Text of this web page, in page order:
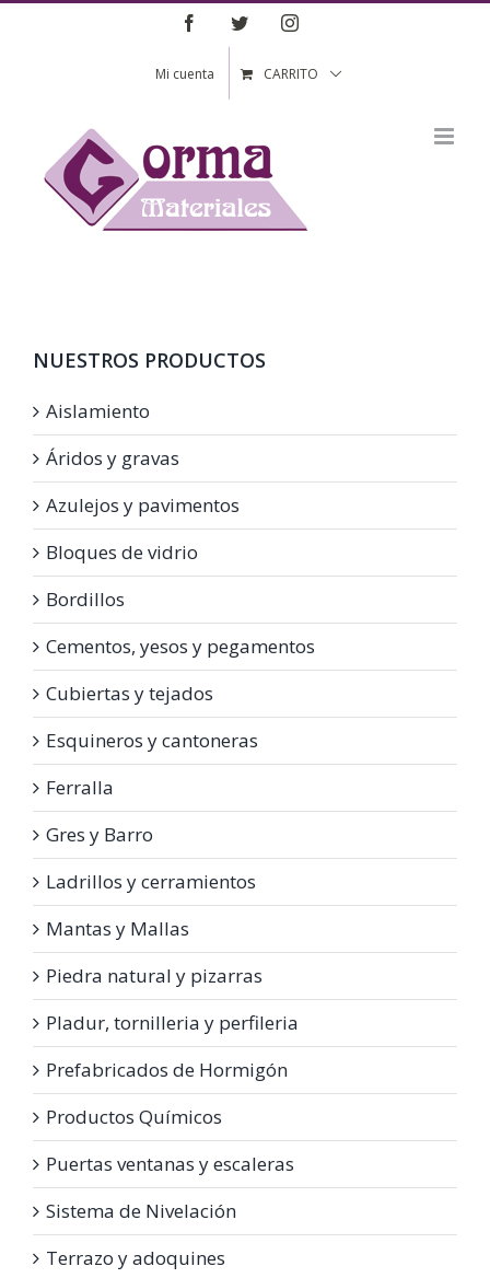
Saltar
FacebookTwitterInstagram
Mi cuenta CARRITO
NUESTROS PRODUCTOS
Aislamiento
Áridos y gravas
Azulejos y pavimentos
Bloques de vidrio
Bordillos
Cementos, yesos y pegamentos
Cubiertas y tejados
Esquineros y cantoneras
Ferralla
Gres y Barro
Ladrillos y cerramientos
Mantas y Mallas
Piedra natural y pizarras
Pladur, tornilleria y perfileria
Prefabricados de Hormigón
Productos Químicos
Puertas ventanas y escaleras
Sistema de Nivelación
Terrazo y adoquines